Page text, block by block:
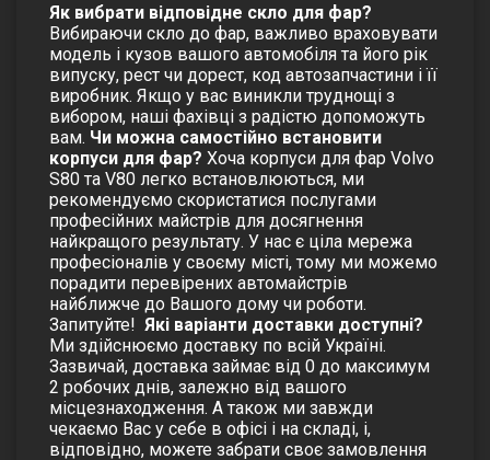
Як вибрати відповідне скло для фар?
Вибираючи скло до фар, важливо враховувати
модель і кузов вашого автомобіля та його рік
випуску, рест чи дорест, код автозапчастини і її
виробник. Якщо у вас виникли труднощі з
вибором, наші фахівці з радістю допоможуть
вам. Чи можна самостійно встановити
корпуси для фар? Хоча корпуси для фар Volvo
S80 та V80 легко встановлюються, ми
рекомендуємо скористатися послугами
професійних майстрів для досягнення
найкращого результату. У нас є ціла мережа
професіоналів у своєму місті, тому ми можемо
порадити перевірених автомайстрів
найближче до Вашого дому чи роботи.
Запитуйте! Які варіанти доставки доступні?
Ми здійснюємо доставку по всій Україні.
Зазвичай, доставка займає від 0 до максимум
2 робочих днів, залежно від вашого
місцезнаходження. А також ми завжди
чекаємо Вас у себе в офісі і на складі, і,
відповідно, можете забрати своє замовлення